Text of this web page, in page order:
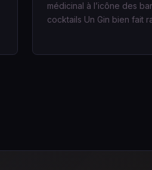
médicinal à l’icône des
cocktails Un Gin bien fait